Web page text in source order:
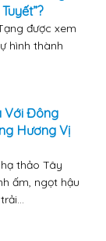
được xem
hình thành
Với Đông
Hương Vị
thảo Tây
ấm, ngọt hậu